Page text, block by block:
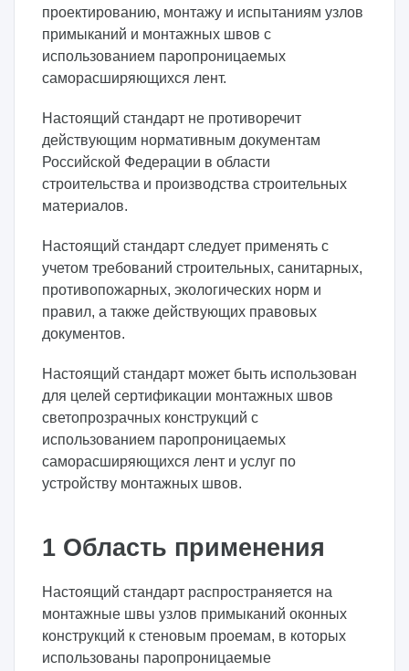
проектированию, монтажу и испытаниям узлов
примыканий и монтажных швов с
использованием паропроницаемых
саморасширяющихся лент.
Настоящий стандарт не противоречит
действующим нормативным документам
Российской Федерации в области
строительства и производства строительных
материалов.
Настоящий стандарт следует применять с
учетом требований строительных, санитарных,
противопожарных, экологических норм и
правил, а также действующих правовых
документов.
Настоящий стандарт может быть использован
для целей сертификации монтажных швов
светопрозрачных конструкций с
использованием паропроницаемых
саморасширяющихся лент и услуг по
устройству монтажных швов.
1 Область применения
Настоящий стандарт распространяется на
монтажные швы узлов примыканий оконных
конструкций к стеновым проемам, в которых
использованы паропроницаемые